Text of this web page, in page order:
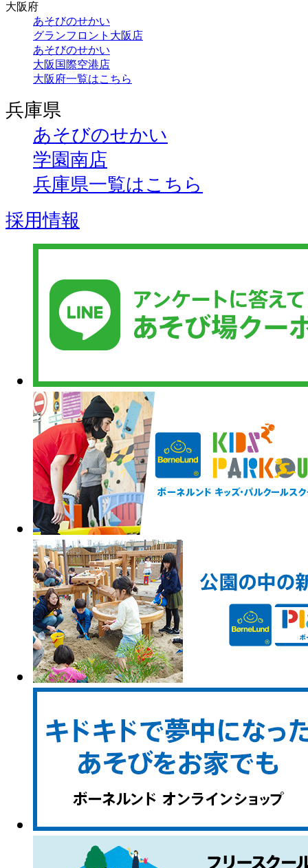
大阪府
あそびのせかい
グランフロント大阪店
あそびのせかい
大阪国際空港店
大阪府一覧はこちら
兵庫県
あそびのせかい
学園南店
兵庫県一覧はこちら
採用情報